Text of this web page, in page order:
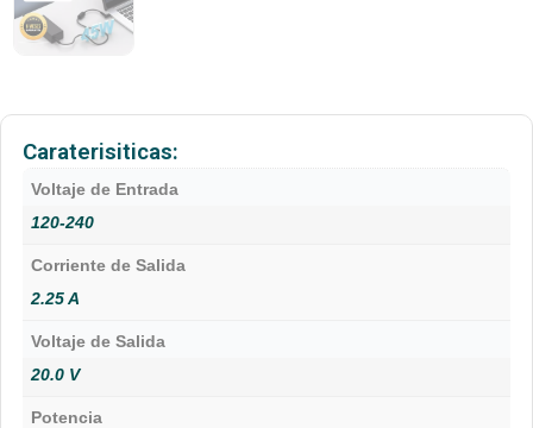
Caraterisiticas:
Voltaje de Entrada
120-240
Corriente de Salida
2.25 A
Voltaje de Salida
20.0 V
Potencia